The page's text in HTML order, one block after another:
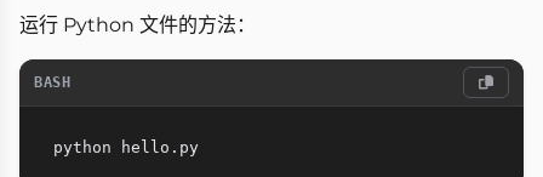
运行 Python 文件的方法：
BASH